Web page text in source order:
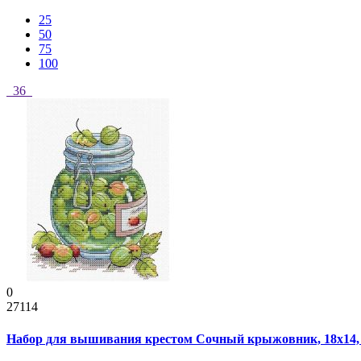
25
50
75
100
36
0
27114
Набор для вышивания крестом Сочный крыжовник,